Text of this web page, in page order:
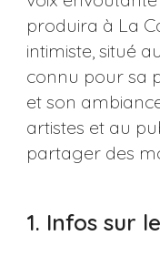
produira à La
intimiste, situé
connu pour sa
et son
artistes et au
partager des
1. Infos sur